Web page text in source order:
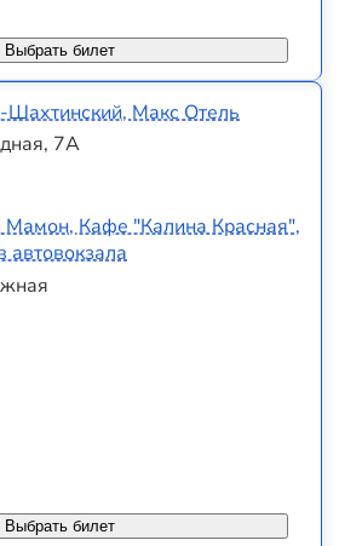
Выбрать билет
Шахтинский, Макс Отель
7А
Мамон, Кафе "Калина Красная",
автовокзала
Выбрать билет